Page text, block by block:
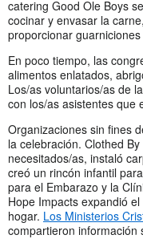
catering Good Ole Boys
cocinar y envasar la
proporcionar
En poco tiempo, las
alimentos enlatados,
Los/as voluntarios/as de
con los/as asistentes que
Organizaciones sin fines
la celebración. Clothed
necesitados/as, instaló
creó un rincón infantil
para el Embarazo y la
Hope Impacts expandió
hogar. Los Ministerios
compartieron información